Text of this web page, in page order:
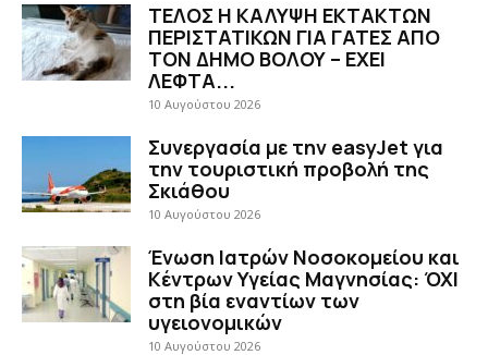
ΤΕΛΟΣ Η ΚΑΛΥΨΗ ΕΚΤΑΚΤΩΝ
ΠΕΡΙΣΤΑΤΙΚΩΝ ΓΙΑ ΓΑΤΕΣ ΑΠΟ
ΤΟΝ ΔΗΜΟ ΒΟΛΟΥ – ΕΧΕΙ
ΛΕΦΤΑ...
10 Αυγούστου 2026
Συνεργασία με την easyJet για
την τουριστική προβολή της
Σκιάθου
10 Αυγούστου 2026
Ένωση Ιατρών Νοσοκομείου και
Κέντρων Υγείας Μαγνησίας: ΌΧΙ
στη βία εναντίων των
υγειονομικών
10 Αυγούστου 2026